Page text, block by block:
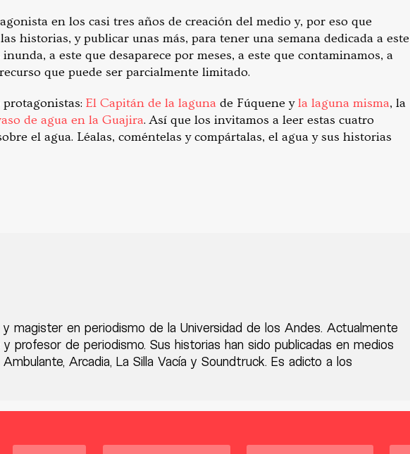
en los casi tres años de creación del medio y, por eso que
historias, y publicar unas más, para tener una semana dedicada a este
a este que desaparece por meses, a este que contaminamos, a
que puede ser parcialmente limitado.
El Capitán de la laguna de Fúquene yla laguna misma, la
de agua en la Guajira. Así que los invitamos a leer estas cuatro
el agua. Léalas, coméntelas y compártalas, el agua y sus historias
magister en periodismo de la Universidad de los Andes. Actualmente
profesor de periodismo. Sus historias han sido publicadas en medios
Arcadia, La Silla Vacía y Soundtruck. Es adicto a los